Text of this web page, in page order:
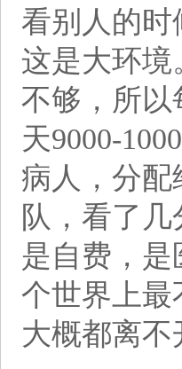
看别人的时
这是大环境
不够，所以
天9000-
病人，分
队，看了
是自费，
个世界上最
大概都离